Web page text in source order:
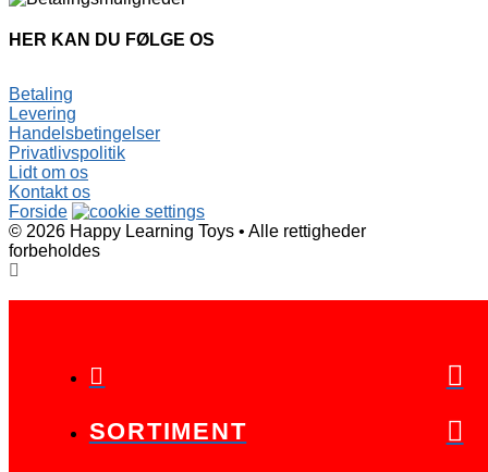
HER KAN DU FØLGE OS
Betaling
Levering
Handelsbetingelser
Privatlivspolitik
Lidt om os
Kontakt os
Forside
© 2026 Happy Learning Toys • Alle rettigheder
forbeholdes

SORTIMENT